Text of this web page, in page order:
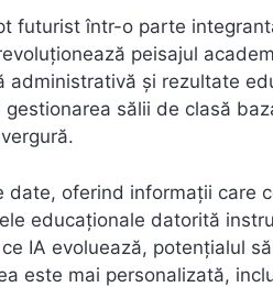
futurist într-o parte
peisajul
și rezultate
sălii de clasă
oferind informații care
educaționale datorită
IA evoluează, potențialul
este mai personalizată,